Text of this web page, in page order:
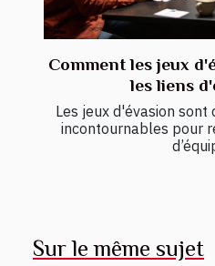
Comment les jeux
les liens
Les jeux d'évasion sont
incontournables pour
Sur le même sujet